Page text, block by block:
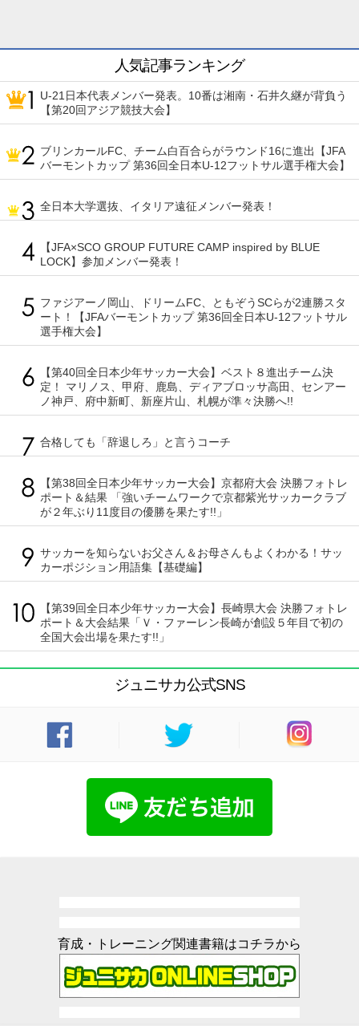
人気記事ランキング
U-21日本代表メンバー発表。10番は湘南・石井久継が背負う
【第20回アジア競技大会】
ブリンカールFC、チーム白百合らがラウンド16に進出【JFA
バーモントカップ 第36回全日本U-12フットサル選手権大会】
全日本大学選抜、イタリア遠征メンバー発表！
【JFA×SCO GROUP FUTURE CAMP inspired by BLUE
LOCK】参加メンバー発表！
ファジアーノ岡山、ドリームFC、ともぞうSCらが2連勝スタ
ート！【JFAバーモントカップ 第36回全日本U-12フットサル
選手権大会】
【第40回全日本少年サッカー大会】ベスト８進出チーム決
定！ マリノス、甲府、鹿島、ディアブロッサ高田、センアー
ノ神戸、府中新町、新座片山、札幌が準々決勝へ!!
合格しても「辞退しろ」と言うコーチ
【第38回全日本少年サッカー大会】京都府大会 決勝フォトレ
ポート＆結果 「強いチームワークで京都紫光サッカークラブ
が２年ぶり11度目の優勝を果たす!!」
サッカーを知らないお父さん＆お母さんもよくわかる！サッ
カーポジション用語集【基礎編】
【第39回全日本少年サッカー大会】長崎県大会 決勝フォトレ
ポート＆大会結果「Ｖ・ファーレン長崎が創設５年目で初の
全国大会出場を果たす!!」
ジュニサカ公式SNS
育成・トレーニング関連書籍はコチラから